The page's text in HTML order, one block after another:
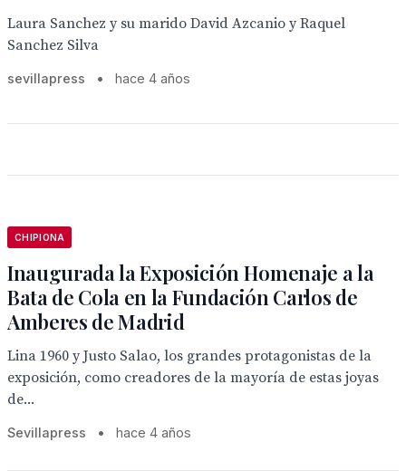
Laura Sanchez y su marido David Azcanio y Raquel
Sanchez Silva
sevillapress • hace 4 años
CHIPIONA
Inaugurada la Exposición Homenaje a la
Bata de Cola en la Fundación Carlos de
Amberes de Madrid
Lina 1960 y Justo Salao, los grandes protagonistas de la
exposición, como creadores de la mayoría de estas joyas
de...
Sevillapress • hace 4 años